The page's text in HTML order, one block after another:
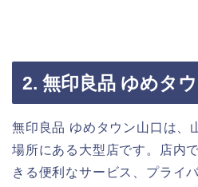
2. 無印良品 ゆめタ
無印良品 ゆめタウン山口は、
場所にある大型店です。店内
きる便利なサービス、プライ